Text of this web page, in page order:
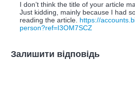
I don’t think the title of your article
Just kidding, mainly because I had
reading the article. https://
person?ref=I3OM7SCZ
Залишити відповідь